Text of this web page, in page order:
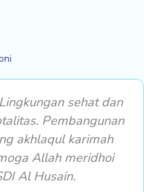
sehat dan
Pembangunan
akhlaqul karimah
Allah meridhoi
Al Husain.